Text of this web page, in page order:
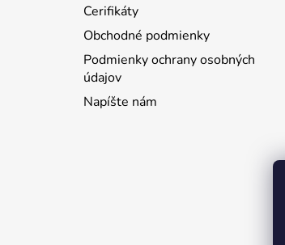
Cerifikáty
Obchodné podmienky
Podmienky ochrany osobných
údajov
Napíšte nám